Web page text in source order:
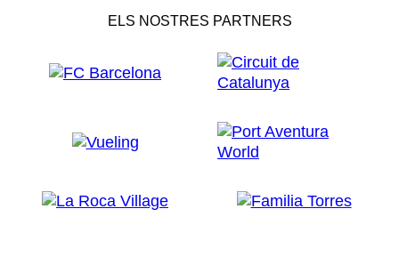
ELS NOSTRES PARTNERS